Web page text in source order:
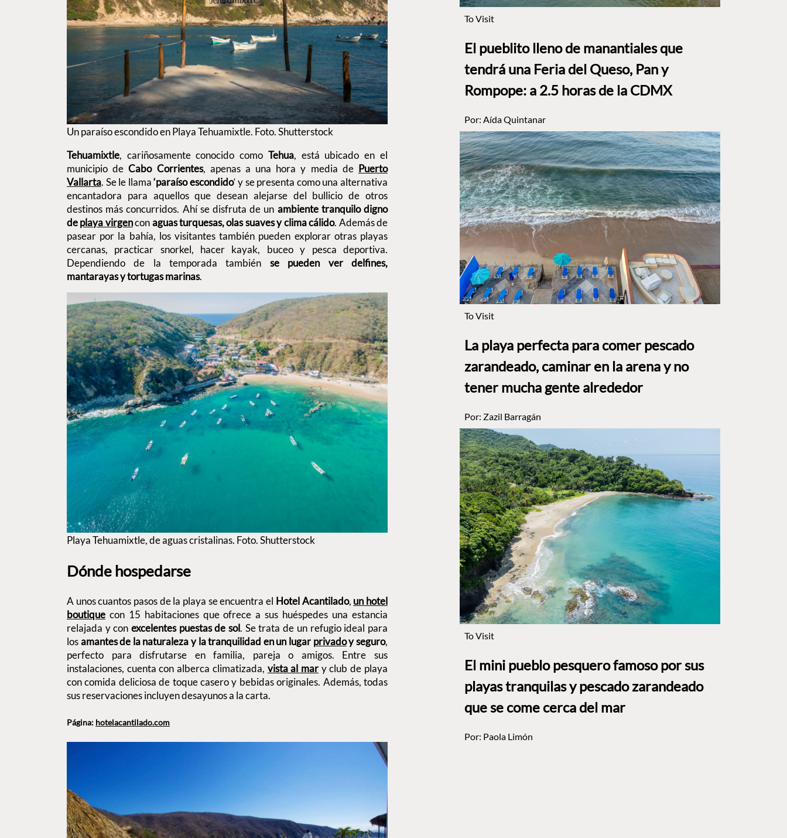
Un paraíso escondido en Playa Tehuamixtle. Foto. Shutterstock
Tehuamixtle, cariñosamente conocido como Tehua, está ubicado en el
municipio deCabo Corrientes, apenas a una hora y media de Puerto
Vallarta. Se le llama‘paraíso escondido‘ y se presenta como una alternativa
encantadora para aquellos que desean alejarse del bullicio de otros
destinos más concurridos. Ahí se disfruta de un ambiente tranquilo digno
deplaya virgenconaguas turquesas, olas suaves y clima cálido. Además de
pasear por la bahía, los visitantes también pueden explorar otras playas
cercanas, practicar snorkel, hacer kayak, buceo y pesca deportiva.
Dependiendo de la temporada también se pueden ver delfines,
mantarayas y tortugas marinas.
Playa Tehuamixtle, de aguas cristalinas. Foto. Shutterstock
Dónde hospedarse
A unos cuantos pasos de la playa se encuentra el Hotel Acantilado, un hotel
boutique con 15 habitaciones que ofrece a sus huéspedes una estancia
relajada y conexcelentes puestas de sol. Se trata de un refugio ideal para
losamantes de la naturaleza y la tranquilidad en un lugar privadoy seguro,
perfecto para disfrutarse en familia, pareja o amigos. Entre sus
instalaciones, cuenta con alberca climatizada, vista al mar y club de playa
con comida deliciosa de toque casero y bebidas originales. Además, todas
sus reservaciones incluyen desayunos a la carta.
Página: hotelacantilado.com
To Visit
El pueblito lleno de manantiales que
tendrá una Feria del Queso, Pan y
Rompope: a 2.5 horas de la CDMX
Por: Aída Quintanar
To Visit
La playa perfecta para comer pescado
zarandeado, caminar en la arena y no
tener mucha gente alrededor
Por: Zazil Barragán
To Visit
El mini pueblo pesquero famoso por sus
playas tranquilas y pescado zarandeado
que se come cerca del mar
Por: Paola Limón